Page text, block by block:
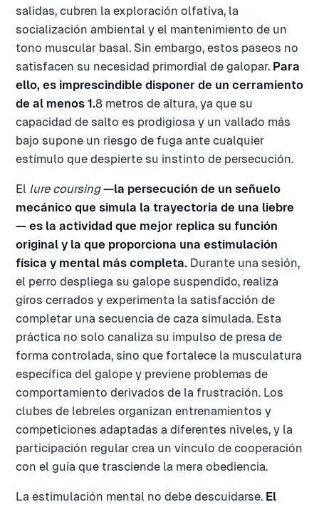
salidas, cubren la exploración olfativa, la
socialización ambiental y el mantenimiento de un
tono muscular basal. Sin embargo, estos paseos no
satisfacen su necesidad primordial de galopar. Para
ello, es imprescindible disponer de un cerramiento
de al menos 1.8 metros de altura, ya que su
capacidad de salto es prodigiosa y un vallado más
bajo supone un riesgo de fuga ante cualquier
estímulo que despierte su instinto de persecución.
El lure coursing —la persecución de un señuelo
mecánico que simula la trayectoria de una liebre
— es la actividad que mejor replica su función
original y la que proporciona una estimulación
física y mental más completa. Durante una sesión,
el perro despliega su galope suspendido, realiza
giros cerrados y experimenta la satisfacción de
completar una secuencia de caza simulada. Esta
práctica no solo canaliza su impulso de presa de
forma controlada, sino que fortalece la musculatura
específica del galope y previene problemas de
comportamiento derivados de la frustración. Los
clubes de lebreles organizan entrenamientos y
competiciones adaptadas a diferentes niveles, y la
participación regular crea un vínculo de cooperación
con el guía que trasciende la mera obediencia.
La estimulación mental no debe descuidarse. El